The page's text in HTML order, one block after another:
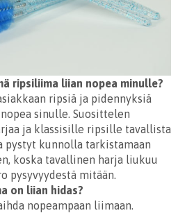
ripsiliima liian nopea minulle?
ripsiä ja pidennyksiä
sinulle. Suosittelen
ja klassisille ripsille tavallista
pystyt kunnolla tarkistamaan
koska tavallinen harja liukuu
pysyvyydestä mitään.
on liian hidas?
nopeampaan liimaan.